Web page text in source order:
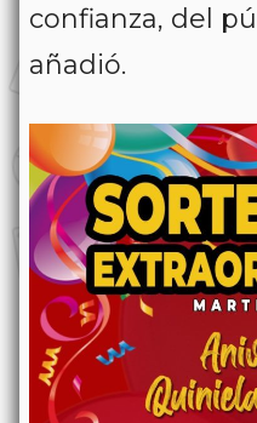
confianza, del
añadió.